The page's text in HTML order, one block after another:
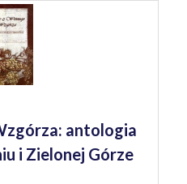
antologia
i Zielonej Górze